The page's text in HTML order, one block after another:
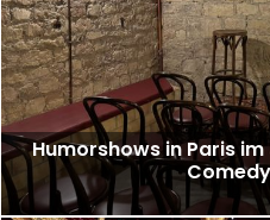
Humorshows in Paris